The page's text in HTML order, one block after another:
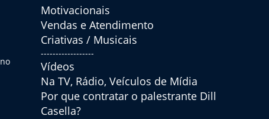
Motivacionais
Vendas e Atendimento
Criativas / Musicais
------------------
Vídeos
Na TV, Rádio, Veículos de Mídia
Por que contratar o palestrante Dill
Casella?